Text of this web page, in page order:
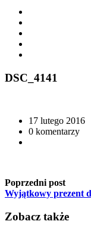
DSC_4141
17 lutego 2016
0 komentarzy
Poprzedni post
Wyjątkowy prezent
Zobacz także